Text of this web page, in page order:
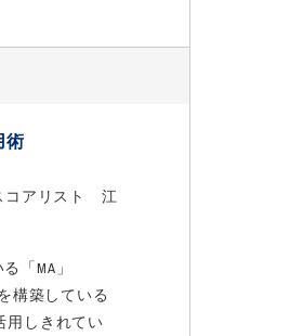
術
コアリスト 江
「MA」
構築している
用しきれてい